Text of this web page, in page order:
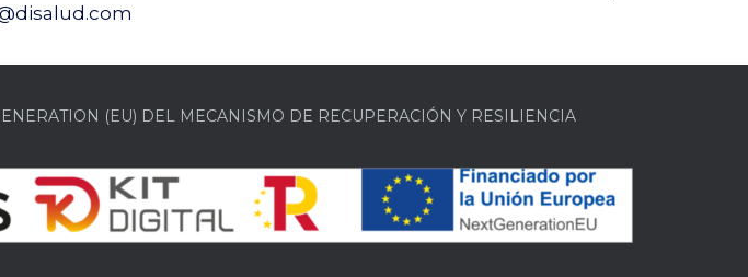
(EU) DEL MECANISMO DE RECUPERACIÓN Y RESILIENCIA